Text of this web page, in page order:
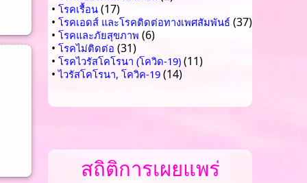
• โรคเรื้อน (17)
• โรคเอดส์ และโรคติดต่อทางเพศสัมพันธ์ (37)
• โรคและภัยสุขภาพ (6)
• โรคไม่ติดต่อ (31)
• โรคไวรัสโคโรนา (โควิด-19) (11)
•ไวรัสโคโรนา, โควิค-19 (14)
สถิติการเผยแพร่